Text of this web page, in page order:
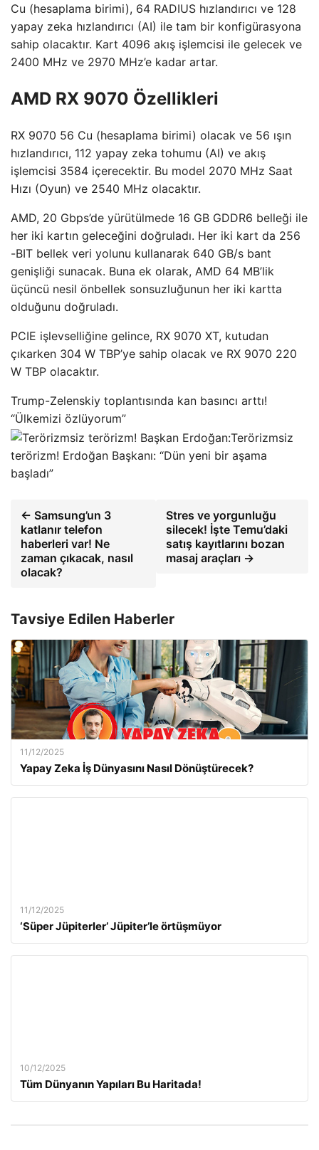
Cu (hesaplama birimi), 64 RADIUS hızlandırıcı ve 128
yapay zeka hızlandırıcı (AI) ile tam bir konfigürasyona
sahip olacaktır. Kart 4096 akış işlemcisi ile gelecek ve
2400 MHz ve 2970 MHz’e kadar artar.
AMD RX 9070 Özellikleri
RX 9070 56 Cu (hesaplama birimi) olacak ve 56 ışın
hızlandırıcı, 112 yapay zeka tohumu (AI) ve akış
işlemcisi 3584 içerecektir. Bu model 2070 MHz Saat
Hızı (Oyun) ve 2540 MHz olacaktır.
AMD, 20 Gbps’de yürütülmede 16 GB GDDR6 belleği ile
her iki kartın geleceğini doğruladı. Her iki kart da 256
-BIT bellek veri yolunu kullanarak 640 GB/s bant
genişliği sunacak. Buna ek olarak, AMD 64 MB’lik
üçüncü nesil önbellek sonsuzluğunun her iki kartta
olduğunu doğruladı.
PCIE işlevselliğine gelince, RX 9070 XT, kutudan
çıkarken 304 W TBP’ye sahip olacak ve RX 9070 220
W TBP olacaktır.
Trump-Zelenskiy toplantısında kan basıncı arttı!
“Ülkemizi özlüyorum”
Terörizmsiz
terörizm! Erdoğan Başkanı: “Dün yeni bir aşama
başladı”
← Samsung’un 3
katlanır telefon
haberleri var! Ne
zaman çıkacak, nasıl
olacak?
Stres ve yorgunluğu
silecek! İşte Temu’daki
satış kayıtlarını bozan
masaj araçları →
Tavsiye Edilen Haberler
11/12/2025
Yapay Zeka İş Dünyasını Nasıl Dönüştürecek?
11/12/2025
‘Süper Jüpiterler’ Jüpiter’le örtüşmüyor
10/12/2025
Tüm Dünyanın Yapıları Bu Haritada!